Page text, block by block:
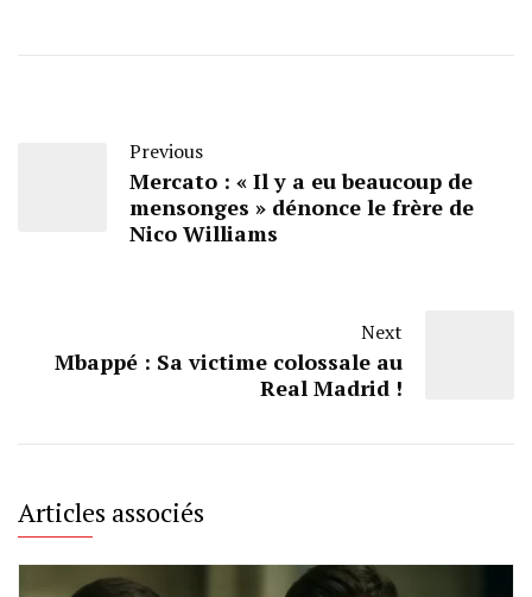
Previous
Mercato : « Il y a eu beaucoup de
mensonges » dénonce le frère de
Nico Williams
Next
Mbappé : Sa victime colossale au
Real Madrid !
Articles associés